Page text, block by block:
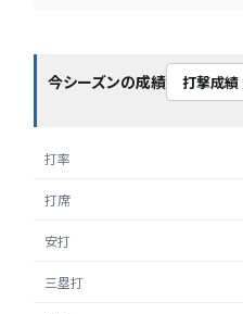
今シーズンの成績
打率
打席
安打
三塁打